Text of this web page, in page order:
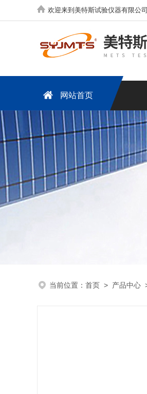
欢迎来到美特斯试验仪器有限公
网站首页
当前位置： 首页 > 产品中心